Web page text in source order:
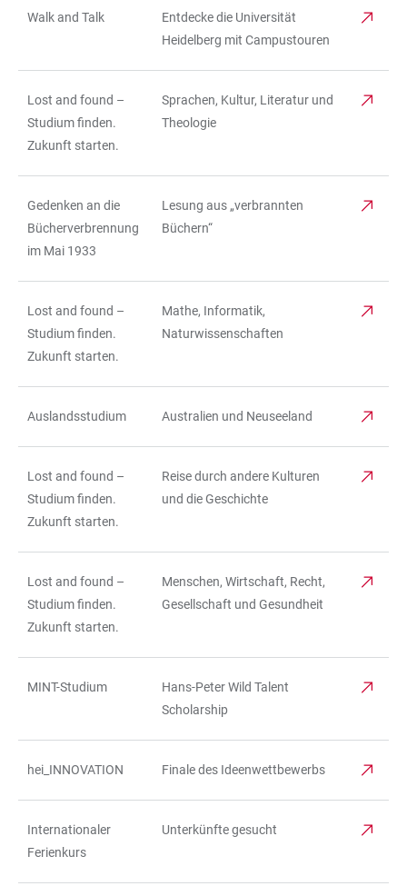
Walk and Talk
Entdecke die Universität
Heidelberg mit Campustouren
Lost and found –
Studium finden.
Zukunft starten.
Sprachen, Kultur, Literatur und
Theologie
Gedenken an die
Bücherverbrennung
im Mai 1933
Lesung aus „verbrannten
Büchern“
Lost and found –
Studium finden.
Zukunft starten.
Mathe, Informatik,
Naturwissenschaften
Auslandsstudium Australien und Neuseeland
Lost and found –
Studium finden.
Zukunft starten.
Reise durch andere Kulturen
und die Geschichte
Lost and found –
Studium finden.
Zukunft starten.
Menschen, Wirtschaft, Recht,
Gesellschaft und Gesundheit
MINT-Studium
Hans-Peter Wild Talent
Scholarship
hei_INNOVATION Finale des Ideenwettbewerbs
Internationaler
Ferienkurs
Unterkünfte gesucht